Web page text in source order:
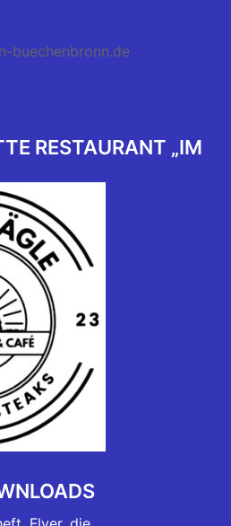
buechenbronn.de
RESTAURANT „IM